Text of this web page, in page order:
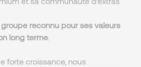
groupe reconnu pour ses valeurs
long terme
forte croissance, nous